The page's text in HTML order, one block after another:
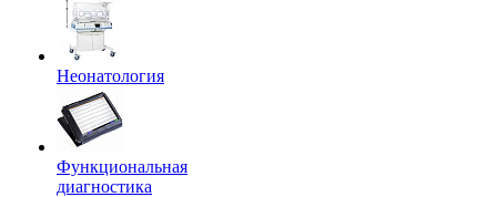
Неонатология
Функциональная
диагностика